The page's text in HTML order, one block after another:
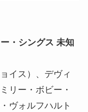
・シングス 未知
イス）、デヴィ
リー・ボビー・
ヴォルフハルト